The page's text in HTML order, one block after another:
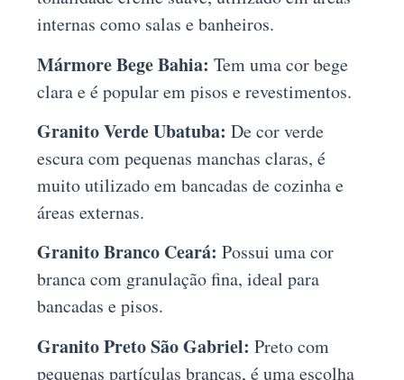
internas como salas e banheiros.
Mármore Bege Bahia: Tem uma cor bege
clara e é popular em pisos e revestimentos.
Granito Verde Ubatuba: De cor verde
escura com pequenas manchas claras, é
muito utilizado em bancadas de cozinha e
áreas externas.
Granito Branco Ceará: Possui uma cor
branca com granulação fina, ideal para
bancadas e pisos.
Granito Preto São Gabriel: Preto com
pequenas partículas brancas, é uma escolha